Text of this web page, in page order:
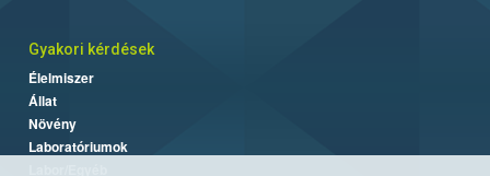
Gyakori kérdések
Élelmiszer
Állat
Növény
Laboratóriumok